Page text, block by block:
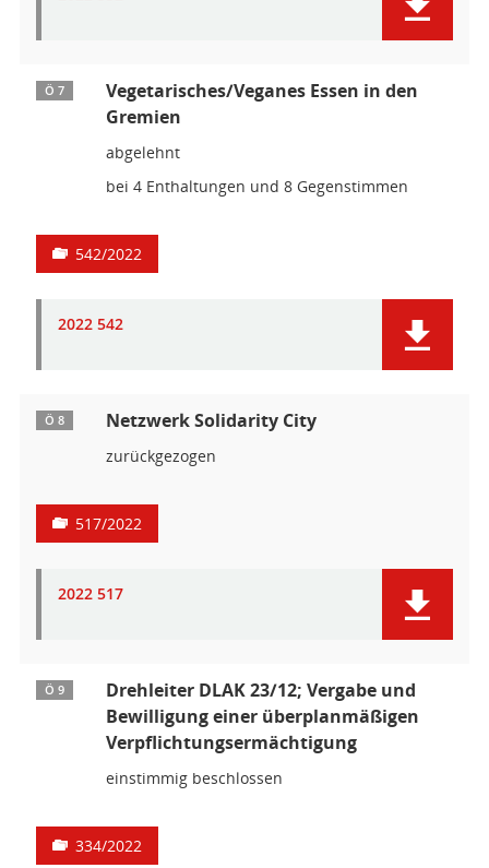
Ö 7
Vegetarisches/Veganes Essen in den
Gremien
abgelehnt
bei 4 Enthaltungen und 8 Gegenstimmen
542/2022
2022 542
Ö 8 Netzwerk Solidarity City
zurückgezogen
517/2022
2022 517
Ö 9
Drehleiter DLAK 23/12; Vergabe und
Bewilligung einer überplanmäßigen
Verpflichtungsermächtigung
einstimmig beschlossen
334/2022